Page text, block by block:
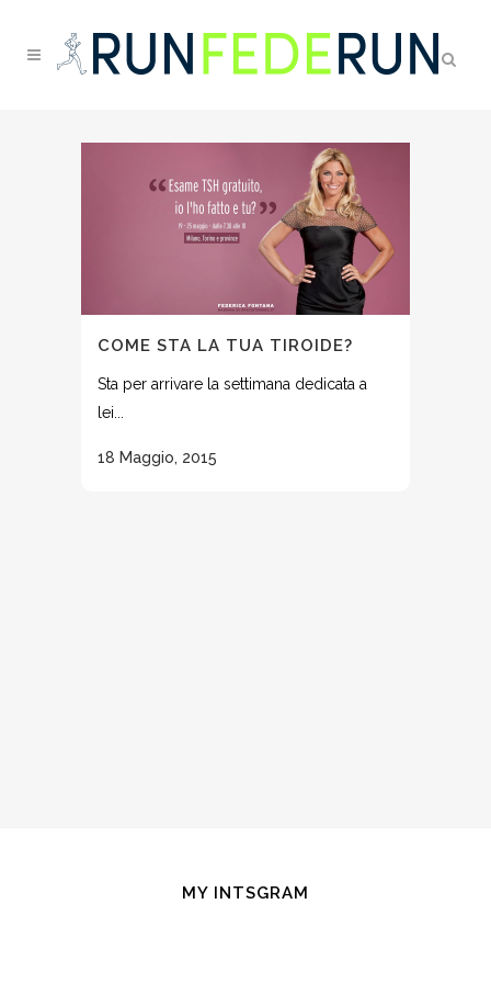
COME STA LA TUA TIROIDE?
Sta per arrivare la settimana dedicata a
lei...
18 Maggio, 2015
MY INTSGRAM